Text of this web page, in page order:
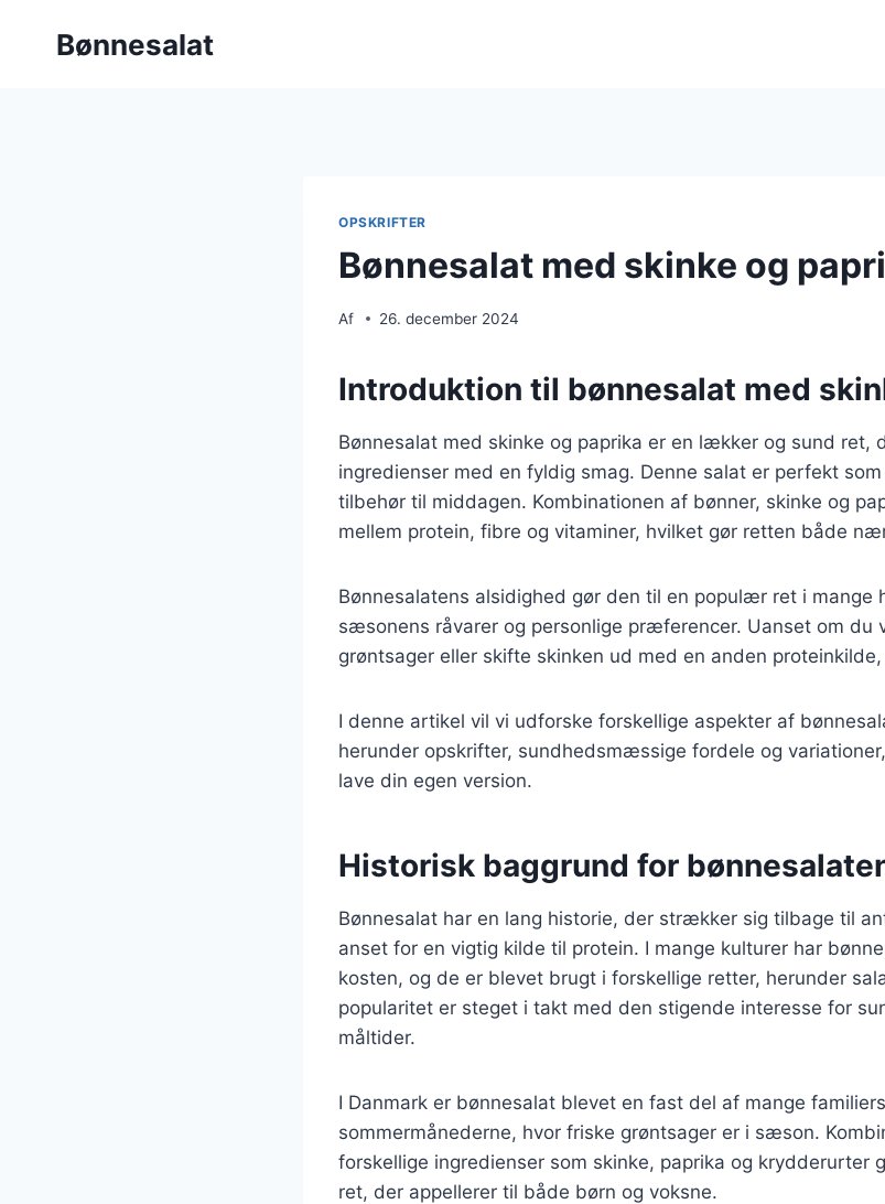
Bønnesalat
OPSKRIFTER
Bønnesalat med skinke og
Af 26. december 2024
Introduktion til bønnesalat med
Bønnesalat med skinke og paprika er en lækker og sund ret,
ingredienser med en fyldig smag. Denne salat er perfekt
tilbehør til middagen. Kombinationen af bønner, skinke og
mellem protein, fibre og vitaminer, hvilket gør retten både
Bønnesalatens alsidighed gør den til en populær ret i mange
sæsonens råvarer og personlige præferencer. Uanset om du
grøntsager eller skifte skinken ud med en anden
I denne artikel vil vi udforske forskellige aspekter af
herunder opskrifter, sundhedsmæssige fordele og
lave din egen version.
Historisk baggrund for
Bønnesalat har en lang historie, der strækker sig tilbage til
anset for en vigtig kilde til protein. I mange kulturer har
kosten, og de er blevet brugt i forskellige retter, herunder
popularitet er steget i takt med den stigende interesse for
måltider.
I Danmark er bønnesalat blevet en fast del af mange
sommermånederne, hvor friske grøntsager er i sæson.
forskellige ingredienser som skinke, paprika og krydderurter
ret, der appellerer til både børn og voksne.